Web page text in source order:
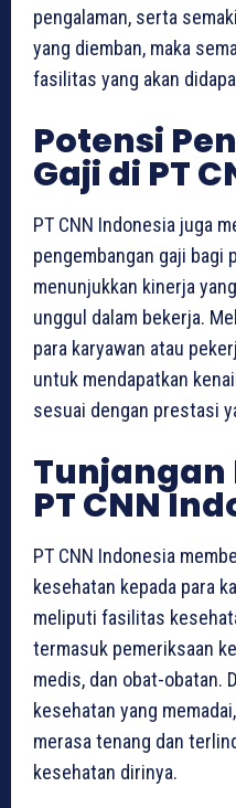
pengalaman, serta
yang diemban, maka
fasilitas yang akan
Potensi
Gaji di PT
PT CNN Indonesia juga
pengembangan gaji bagi
menunjukkan kinerja
unggul dalam bekerja.
para karyawan atau
untuk mendapatkan
sesuai dengan prestasi
Tunjangan
PT CNN
PT CNN Indonesia
kesehatan kepada para
meliputi fasilitas
termasuk pemeriksaan
medis, dan obat-obatan.
kesehatan yang
merasa tenang dan
kesehatan dirinya.